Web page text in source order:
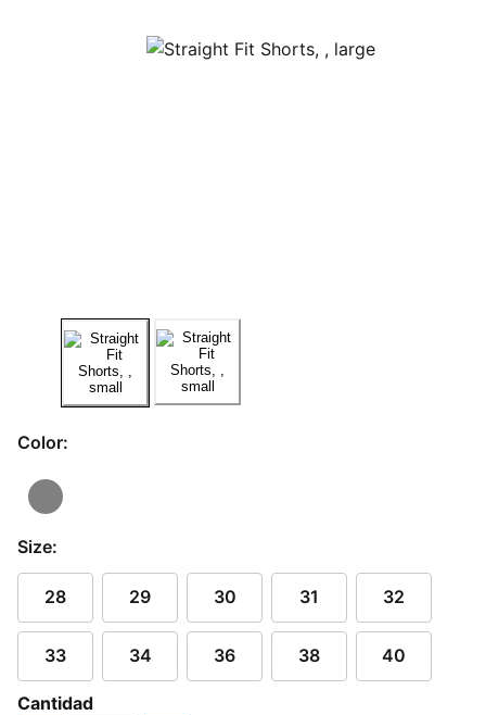
Color:
Size:
28 29 30 31 32
33 34 36 38 40
Cantidad